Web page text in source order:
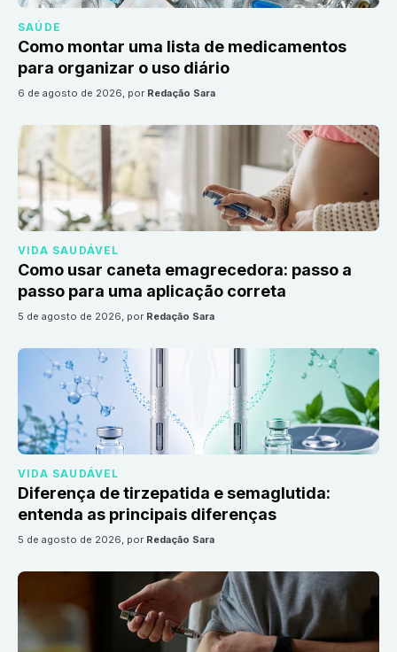
SAÚDE
Como montar uma lista de medicamentos
para organizar o uso diário
6 de agosto de 2026, por Redação Sara
VIDA SAUDÁVEL
Como usar caneta emagrecedora: passo a
passo para uma aplicação correta
5 de agosto de 2026, por Redação Sara
VIDA SAUDÁVEL
Diferença de tirzepatida e semaglutida:
entenda as principais diferenças
5 de agosto de 2026, por Redação Sara